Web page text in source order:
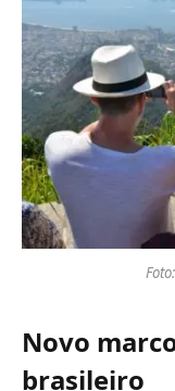
Novo
brasileiro